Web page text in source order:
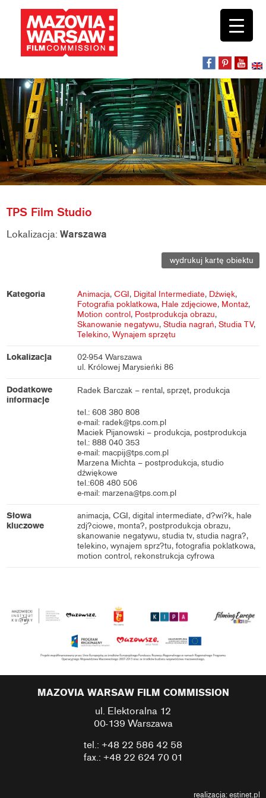
TPS Film Studio
Lokalizacja:Warszawa
wydrukuj kartę obiektu
Kategoria Animacja,CGI, Digital Intermediate, Dźwięk,
Fotografia poklatkowa, Hale zdjęciowe, Montaż,
Motion control, Postprodukcja obrazu,
Skanowanie negatywu,Studia nagrań,Studia TV,
Telekino,Wynajem sprzętu
Lokalizacja
02-954 Warszawa
ul. Królowej Marysieńki 86
Dodatkowe
informacje
Radek Barczak – rental, sprzęt, produkcja
tel.: 608 380 808
e-mail: radek@tps.com.pl
Maciek Pijanowski – produkcja, postprodukcja
tel.: 888 040 353
e-mail: macpij@tps.com.pl
Marzena Michta – postprodukcja, studio
dźwiękowe
tel.:608 480 506
e-mail: marzena@tps.com.pl
Słowa
kluczowe
animacja, CGI, digital intermediate, d?wi?k, hale
zdj?ciowe, monta?, postprodukcja obrazu,
skanowanie negatywu, studia tv, studia nagra?,
telekino, wynajem sprz?tu, fotografia poklatkowa,
motion control, rekonstrukcja cyfrowa
MAZOVIA WARSAW FILM COMMISSION
ul. Elektoralna 12
00-139 Warszawa
tel.: +48 22 586 42 58
fax.: +48 22 624 70 01
realizacja:estinet.pl